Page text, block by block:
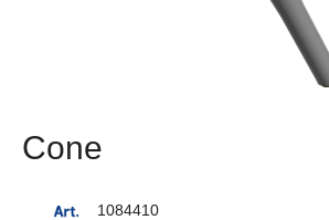
Cone
1084410